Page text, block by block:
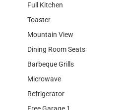
Full Kitchen
Toaster
Mountain View
Dining Room Seats
Barbeque Grills
Microwave
Refrigerator
Free Garage 1